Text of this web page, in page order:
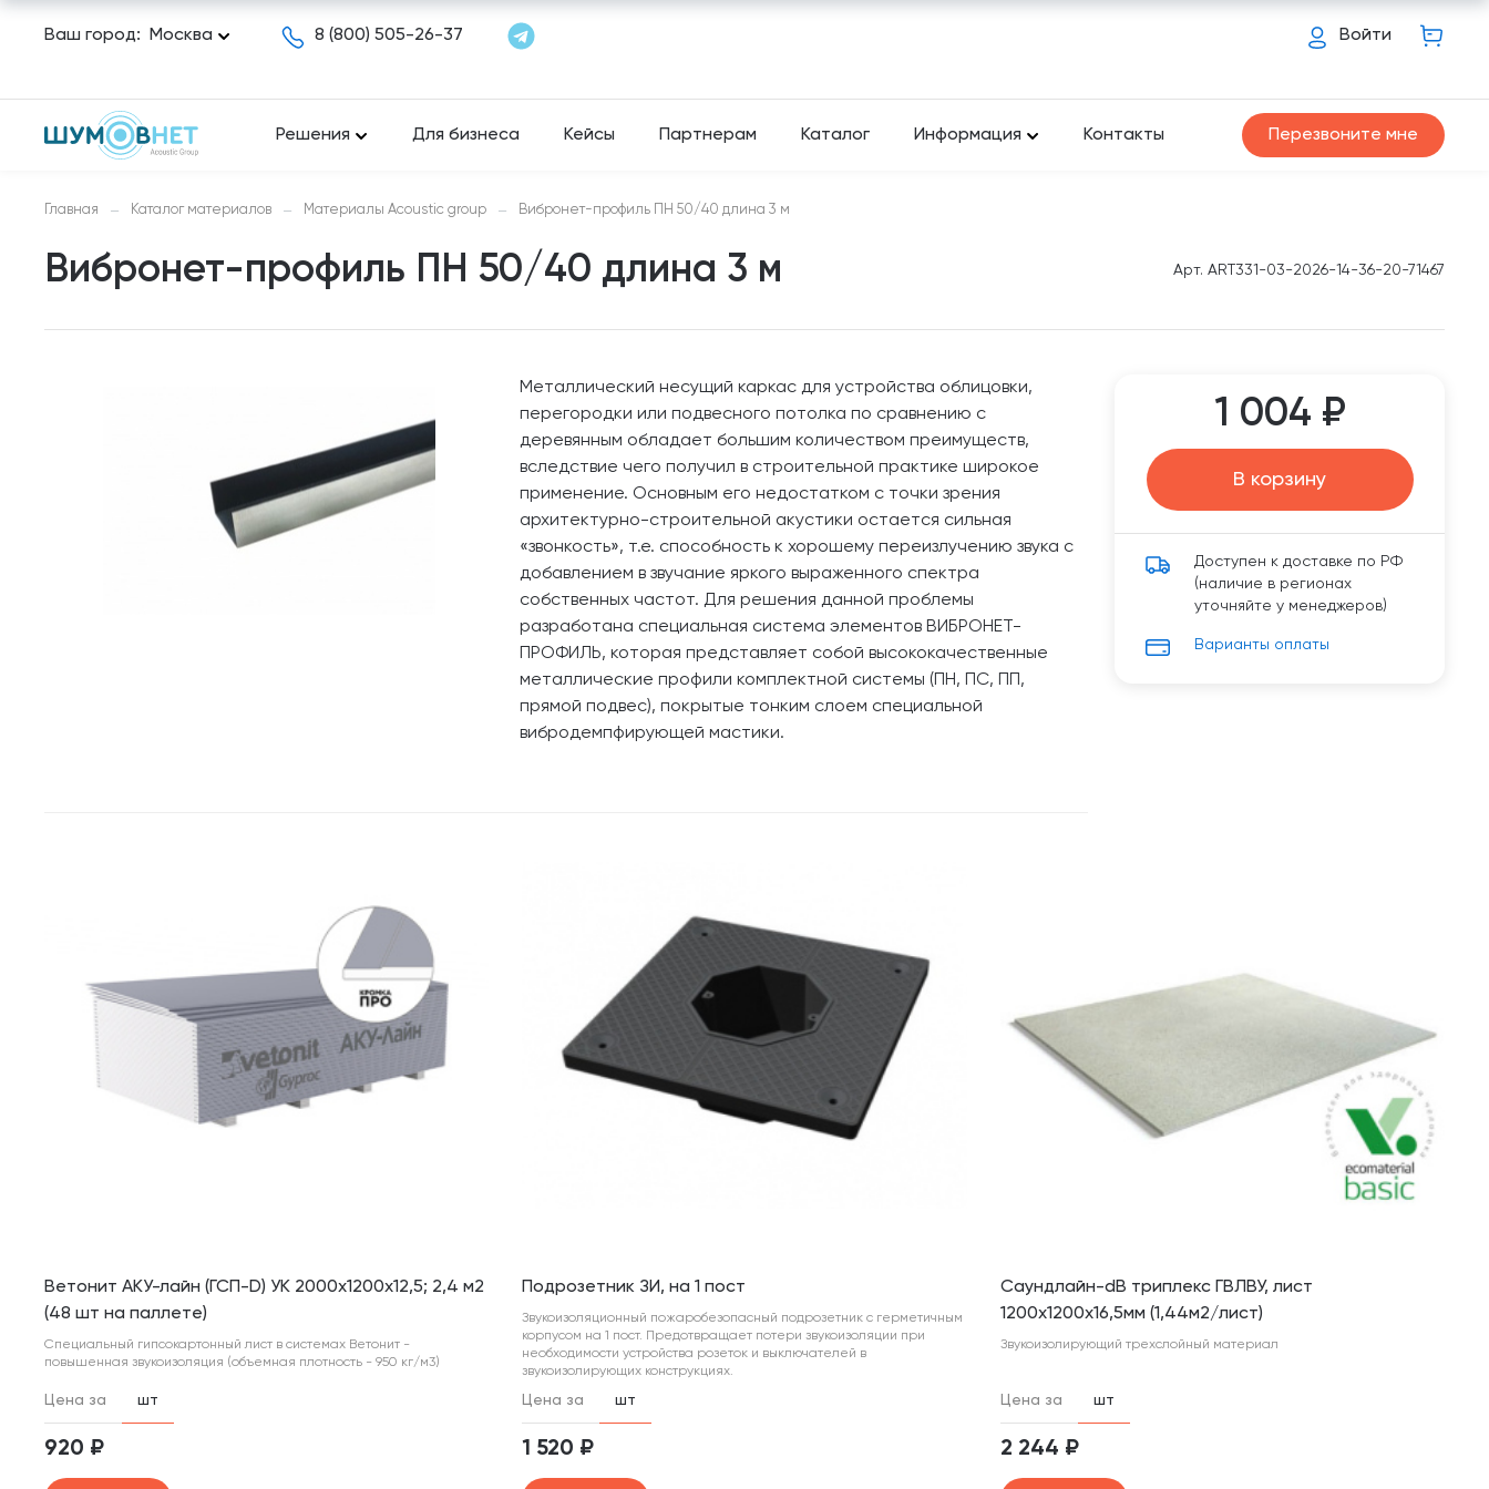
Ваш город: Москва 8 (800) 505-26-37 Войти
Решения Для бизнеса Кейсы Партнерам Каталог Информация Контакты Перезвоните мне
Главная — Каталог материалов — Материалы Acoustic group — Вибронет-профиль ПН 50/40 длина 3 м
Вибронет-профиль ПН 50/40 длина 3 м Арт. ART331-03-2026-14-36-20-71467
Металлический несущий каркас для устройства облицовки,
перегородки или подвесного потолка по сравнению с
деревянным обладает большим количеством преимуществ,
вследствие чего получил в строительной практике широкое
применение. Основным его недостатком с точки зрения
архитектурно-строительной акустики остается сильная
«звонкость», т.е. способность к хорошему переизлучению звука с
добавлением в звучание яркого выраженного спектра
собственных частот. Для решения данной проблемы
разработана специальная система элементов ВИБРОНЕТ-
ПРОФИЛЬ, которая представляет собой высококачественные
металлические профили комплектной системы (ПН, ПС, ПП,
прямой подвес), покрытые тонким слоем специальной
вибродемпфирующей мастики.
1 004 ₽
В корзину
Доступен к доставке по РФ
(наличие в регионах
уточняйте у менеджеров)
Варианты оплаты
Ветонит АКУ-лайн (ГСП-D) УК 2000х1200х12,5; 2,4 м2
(48 шт на паллете)
Специальный гипсокартонный лист в системах Ветонит -
повышенная звукоизоляция (объемная плотность - 950 кг/м3)
Цена за шт
920 ₽
Подрозетник ЗИ, на 1 пост
Звукоизоляционный пожаробезопасный подрозетник с герметичным
корпусом на 1 пост. Предотвращает потери звукоизоляции при
необходимости устройства розеток и выключателей в
звукоизолирующих конструкциях.
Цена за шт
1 520 ₽
Саундлайн-dB триплекс ГВЛВУ, лист
1200х1200х16,5мм (1,44м2/лист)
Звукоизолирующий трехслойный материал
Цена за шт
2 244 ₽